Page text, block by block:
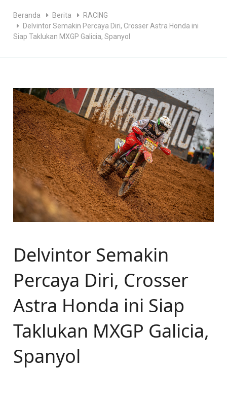
Beranda Berita
RACING
Delvintor Semakin Percaya Diri, Crosser Astra Honda ini
Siap Taklukan MXGP Galicia, Spanyol
Delvintor Semakin
Percaya Diri, Crosser
Astra Honda ini Siap
Taklukan MXGP Galicia,
Spanyol